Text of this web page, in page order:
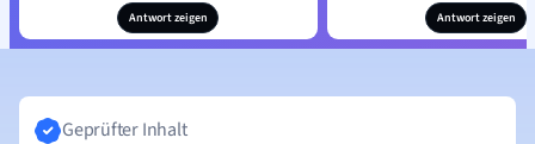
Antwort zeigen Antwort zeigen
Geprüfter Inhalt